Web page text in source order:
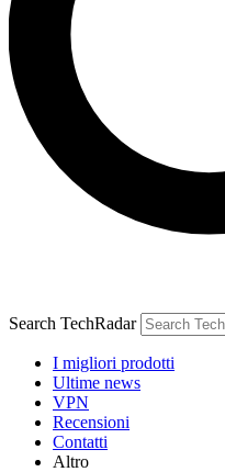
Search TechRadar
I migliori prodotti
Ultime news
VPN
Recensioni
Contatti
Altro